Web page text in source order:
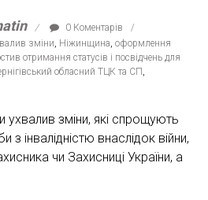
0 Коментарів
зміни, Ніжинщина, оформлення
отримання статусів і посвідчень для
обласний ТЦК та СП,
ухвалив зміни, які спрощують
інвалідністю внаслідок війни,
чи Захисниці України, а